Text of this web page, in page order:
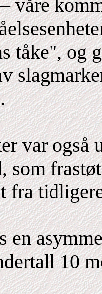
våre
tåke", og
var også
fra
en
10